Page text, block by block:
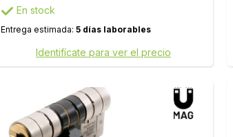
En stock
Entrega estimada: 5 días laborables
Identifícate para ver el precio